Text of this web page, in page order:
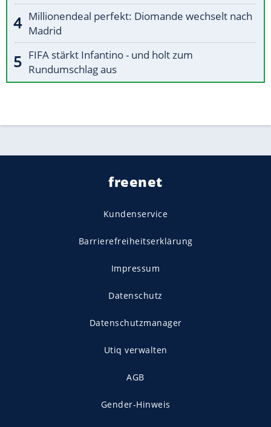
Millionendeal perfekt: Diomande wechselt nach
Madrid
FIFA stärkt Infantino - und holt zum
Rundumschlag aus
freenet
Kundenservice
Barrierefreiheitserklärung
Impressum
Datenschutz
Datenschutzmanager
Utiq verwalten
AGB
Gender-Hinweis